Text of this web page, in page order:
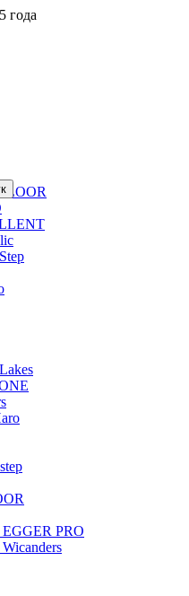
года
PRO